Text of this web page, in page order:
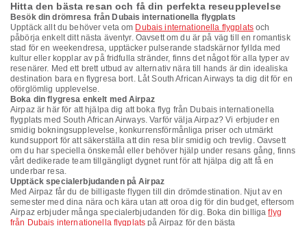
Hitta den bästa resan och få din perfekta reseupplevelse
Besök din drömresa från Dubais internationella flygplats
Upptäck allt du behöver veta om Dubais internationella flygplatsoch
påbörja enkelt ditt nästa äventyr. Oavsett om du är på väg till en romantisk
stad för en weekendresa, upptäcker pulserande stadskärnor fyllda med
kultur eller kopplar av på fridfulla stränder, finns det något för alla typer av
resenärer. Med ett brett utbud av alternativ nära till hands är din idealiska
destination bara en flygresa bort. Låt South African Airways ta dig dit för en
oförglömlig upplevelse.
Boka din flygresa enkelt med Airpaz
Airpaz är här för att hjälpa dig att boka flyg från Dubais internationella
flygplats med South African Airways. Varför välja Airpaz? Vi erbjuder en
smidig bokningsupplevelse, konkurrensförmånliga priser och utmärkt
kundsupport för att säkerställa att din resa blir smidig och trevlig. Oavsett
om du har speciella önskemål eller behöver hjälp under resans gång, finns
vårt dedikerade team tillgängligt dygnet runt för att hjälpa dig att få en
underbar resa.
Upptäck specialerbjudanden på Airpaz
Med Airpaz får du de billigaste flygen till din drömdestination. Njut av en
semester med dina nära och kära utan att oroa dig för din budget, eftersom
Airpaz erbjuder många specialerbjudanden för dig. Boka din billigaflyg
från Dubais internationella flygplats på Airpaz för den bästa